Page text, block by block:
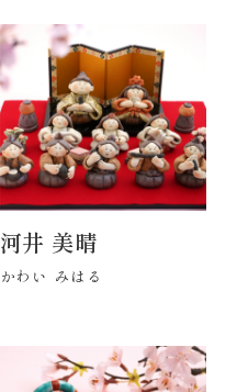
河井 美晴
かわい みはる